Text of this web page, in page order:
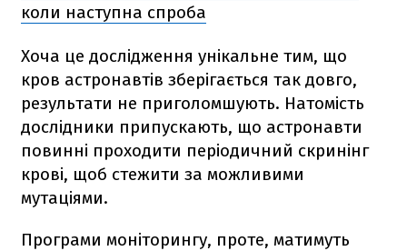
коли наступна спроба
Хоча це дослідження унікальне тим, що
кров астронавтів зберігається так довго,
результати не приголомшують. Натомість
дослідники припускають, що астронавти
повинні проходити періодичний скринінг
крові, щоб стежити за можливими
мутаціями.
Програми моніторингу, проте, матимуть